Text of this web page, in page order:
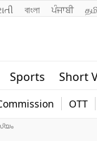
বাংলা ਪੰਜਾਬੀ
Sports Short
OTT